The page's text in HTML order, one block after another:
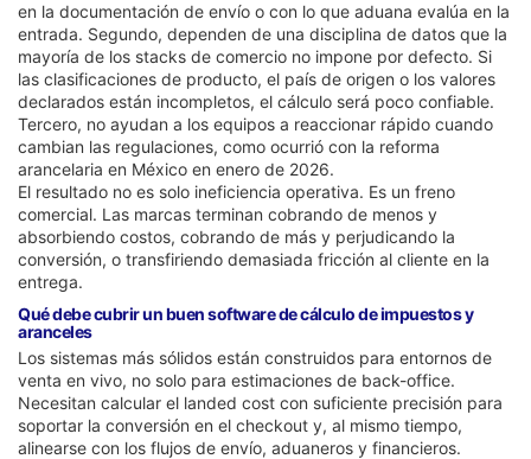
en la documentación de envío o con lo que aduana evalúa en la
entrada. Segundo, dependen de una disciplina de datos que la
mayoría de los stacks de comercio no impone por defecto. Si
las clasificaciones de producto, el país de origen o los valores
declarados están incompletos, el cálculo será poco confiable.
Tercero, no ayudan a los equipos a reaccionar rápido cuando
cambian las regulaciones, como ocurrió con la reforma
arancelaria en México en enero de 2026.
El resultado no es solo ineficiencia operativa. Es un freno
comercial. Las marcas terminan cobrando de menos y
absorbiendo costos, cobrando de más y perjudicando la
conversión, o transfiriendo demasiada fricción al cliente en la
entrega.
Qué debe cubrir un buen software de cálculo de impuestos y
aranceles
Los sistemas más sólidos están construidos para entornos de
venta en vivo, no solo para estimaciones de back-office.
Necesitan calcular el landed cost con suficiente precisión para
soportar la conversión en el checkout y, al mismo tiempo,
alinearse con los flujos de envío, aduaneros y financieros.